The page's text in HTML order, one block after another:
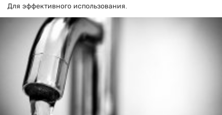
Для эффективного использования.